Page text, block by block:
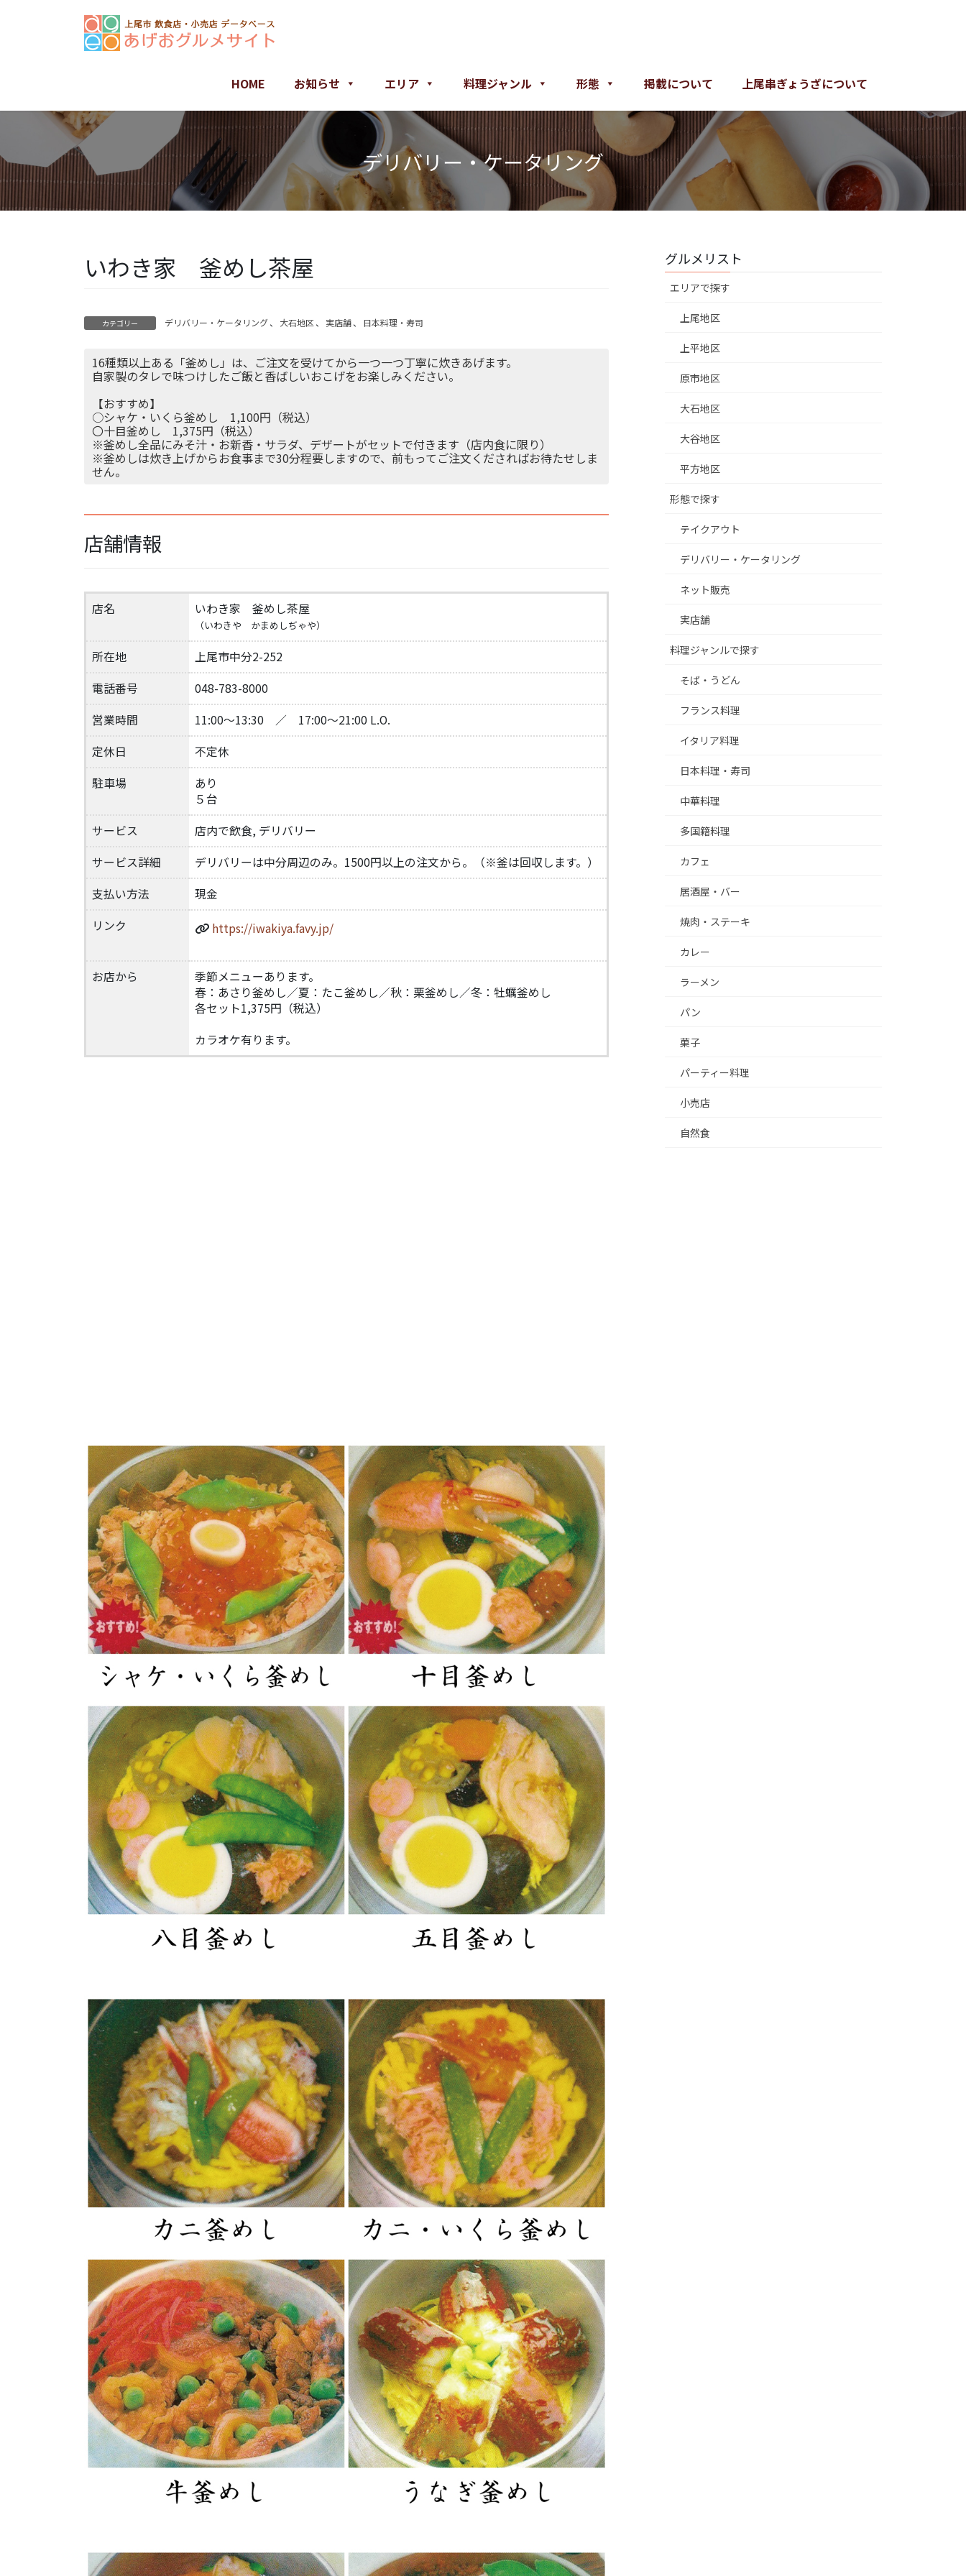
移
ン
動
HOME お知らせ エリア 料理ジャンル 形態 掲載について 上尾串ぎょうざについて
デリバリー・ケータリング
いわき家 釜めし茶屋
カテゴリー デリバリー・ケータリング、 大石地区 、 実店舗、 日本料理・寿司
16種類以上ある「釜めし」は、ご注文を受けてから一つ一つ丁寧に炊きあげます。
自家製のタレで味つけしたご飯と香ばしいおこげをお楽しみください。
【おすすめ】
○シャケ・いくら釜めし 1,100円（税込）
〇十目釜めし 1,375円（税込）
※釜めし全品にみそ汁・お新香・サラダ、デザートがセットで付きます（店内食に限り）
※釜めしは炊き上げからお食事まで30分程要しますので、前もってご注文くださればお待たせしま
せん。
店舗情報
店名 いわき家 釜めし茶屋
（いわきや かまめしぢゃや）
所在地
上尾市中分2-252
電話番号
048-783-8000
営業時間
11:00～13:30 ／ 17:00～21:00 L.O.
定休日
不定休
駐車場
あり
５台
サービス
店内で飲食, デリバリー
サービス詳細
デリバリーは中分周辺のみ。1500円以上の注文から。（※釜は回収します。）
支払い方法
現金
リンク
https://iwakiya.favy.jp/
お店から
季節メニューあります。
春：あさり釜めし／夏：たこ釜めし／秋：栗釜めし／冬：牡蠣釜めし
各セット1,375円（税込）
カラオケ有ります。
グルメリスト
エリアで探す
上尾地区
上平地区
原市地区
大石地区
大谷地区
平方地区
形態で探す
テイクアウト
デリバリー・ケータリング
ネット販売
実店舗
料理ジャンルで探す
そば・うどん
フランス料理
イタリア料理
日本料理・寿司
中華料理
多国籍料理
カフェ
居酒屋・バー
焼肉・ステーキ
カレー
ラーメン
パン
菓子
パーティー料理
小売店
自然食